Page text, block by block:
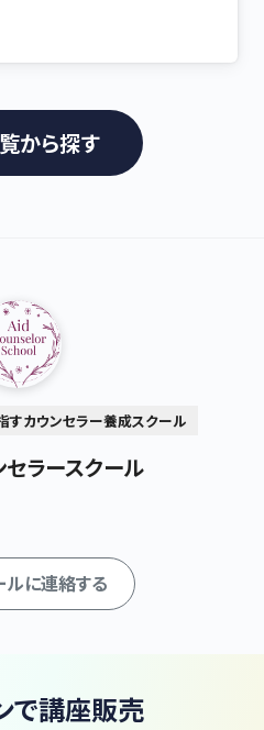
から探す
すカウンセラー養成スクール
セラースクール
ルに連絡する
で講座販売